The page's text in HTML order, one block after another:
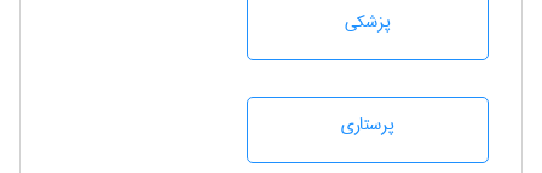
پزشكی
پرستاری